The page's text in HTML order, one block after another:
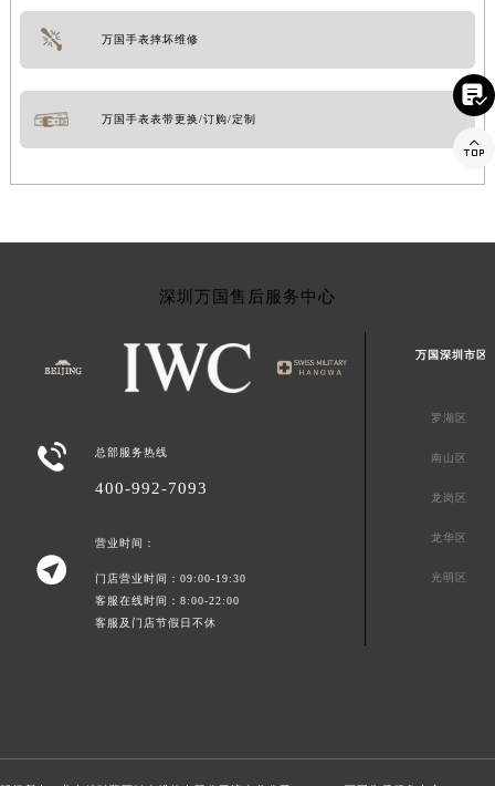
万国手表摔坏维修
万国手表表带更换/订购/定制
深圳万国售后服务中心
 总部服务热线
400-992-7093

营业时间：
门店营业时间：09:00-19:30
客服在线时间：8:00-22:00
客服及门店节假日不休
万国深圳市区
罗湖区
南山区
龙岗区
龙华区
光明区

